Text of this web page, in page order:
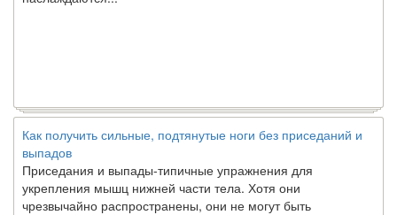
Как получить сильные, подтянутые ноги без приседаний и
выпадов
Приседания и выпады-типичные упражнения для
укрепления мышц нижней части тела. Хотя они
чрезвычайно распространены, они не могут быть